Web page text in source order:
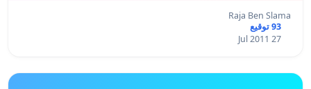
Raja Ben Slama
93 توقيع
27 Jul 2011